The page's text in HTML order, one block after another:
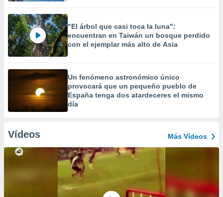
"El árbol que casi toca la luna":
encuentran en Taiwán un bosque perdido
con el ejemplar más alto de Asia
Un fenómeno astronómico único
provocará que un pequeño pueblo de
España tenga dos atardeceres el mismo
día
Vídeos Más Vídeos